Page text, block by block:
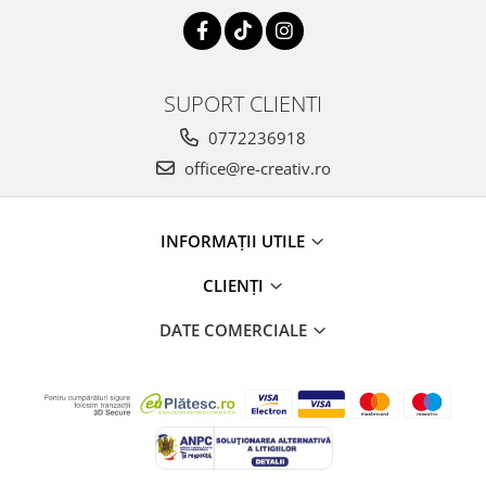
SUPORT CLIENTI
0772236918
office@re-creativ.ro
INFORMAȚII UTILE
CLIENȚI
DATE COMERCIALE